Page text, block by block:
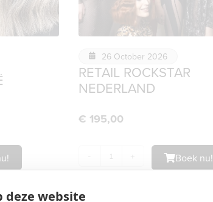
deze website
26 October 2026
RETAIL ROCKSTAR
NEDERLAND
€ 195,00
- +
Boek nu!